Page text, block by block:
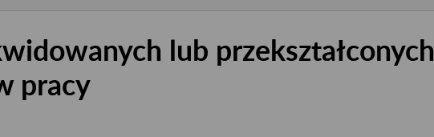
lub przekształconych
pracy